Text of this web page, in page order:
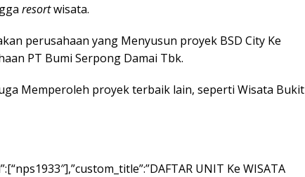
resortwisata.
perusahaan yang Menyusun proyek BSD City Ke
PT Bumi Serpong Damai Tbk.
Memperoleh proyek terbaik lain, seperti Wisata Bukit
UNIT Ke WISATA